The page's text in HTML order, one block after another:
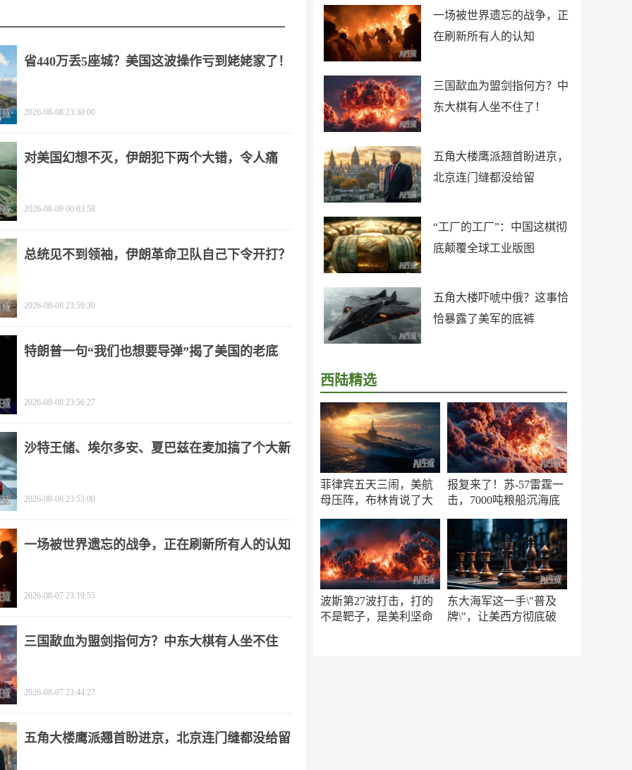
一场被世界遗忘的战争，正
在刷新所有人的认知
三国歃血为盟剑指何方？中
东大棋有人坐不住了！
五角大楼鹰派翘首盼进京，
北京连门缝都没给留
“工厂的工厂”：中国这棋彻
底颠覆全球工业版图
五角大楼吓唬中俄？这事恰
恰暴露了美军的底裤
西陆精选
菲律宾五天三闹，美航
母压阵，布林肯说了大
报复来了！苏-57雷霆一
击，7000吨粮船沉海底
波斯第27波打击，打的
不是靶子，是美利坚命
东大海军这一手\"普及
牌\"，让美西方彻底破
省440万丢5座城？美国这波操作亏到姥姥家了！
2026-08-08 23:30:00
对美国幻想不灭，伊朗犯下两个大错，令人痛
2026-08-09 00:03:58
总统见不到领袖，伊朗革命卫队自己下令开打？
2026-08-08 23:59:30
特朗普一句“我们也想要导弹”揭了美国的老底
2026-08-08 23:56:27
沙特王储、埃尔多安、夏巴兹在麦加搞了个大新
2026-08-08 23:53:00
一场被世界遗忘的战争，正在刷新所有人的认知
2026-08-07 23:19:55
三国歃血为盟剑指何方？中东大棋有人坐不住
2026-08-07 23:44:27
五角大楼鹰派翘首盼进京，北京连门缝都没给留